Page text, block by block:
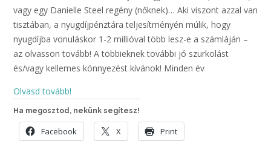
vagy egy Danielle Steel regény (nőknek)… Aki viszont azzal van
tisztában, a nyugdíjpénztára teljesítményén múlik, hogy
nyugdíjba vonuláskor 1-2 millióval több lesz-e a számláján –
az olvasson tovább! A többieknek további jó szurkolást
és/vagy kellemes könnyezést kívánok! Minden év
Olvasd tovább!
Ha megosztod, nekünk segítesz!
Facebook X Print